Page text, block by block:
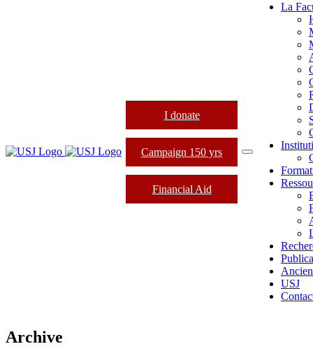
I donate
Campaign 150 yrs
Financial Aid
La
USJ
Archive